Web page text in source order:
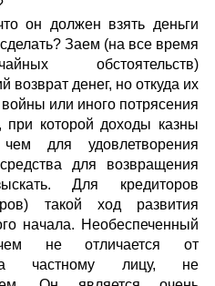
он должен взять деньги
Заем (на все время
обстоятельств)
возврат денег, но откуда их
или иного потрясения
при которой доходы казны
для удовлетворения
для возвращения
Для кредиторов
такой ход развития
начала. Необеспеченный
не отличается от
частному лицу, не